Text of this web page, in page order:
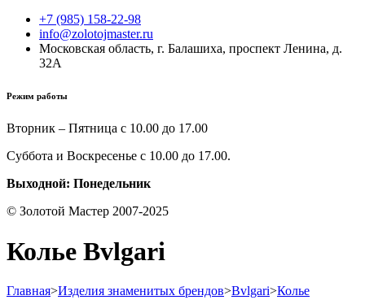
+7 (985) 158-22-98
info@zolotojmaster.ru
Московская область, г. Балашиха, проспект Ленина, д.
32А
Режим работы
Вторник – Пятница с 10.00 до 17.00
Суббота и Воскресенье с 10.00 до 17.00.
Выходной: Понедельник
© Золотой Мастер 2007-2025
Колье Bvlgari
Главная>Изделия знаменитых брендов>Bvlgari>Колье